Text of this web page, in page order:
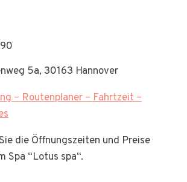
5a, 30163 Hannover
– Routenplaner – Fahrtzeit –
die Öffnungszeiten und Preise
Spa “Lotus spa“.